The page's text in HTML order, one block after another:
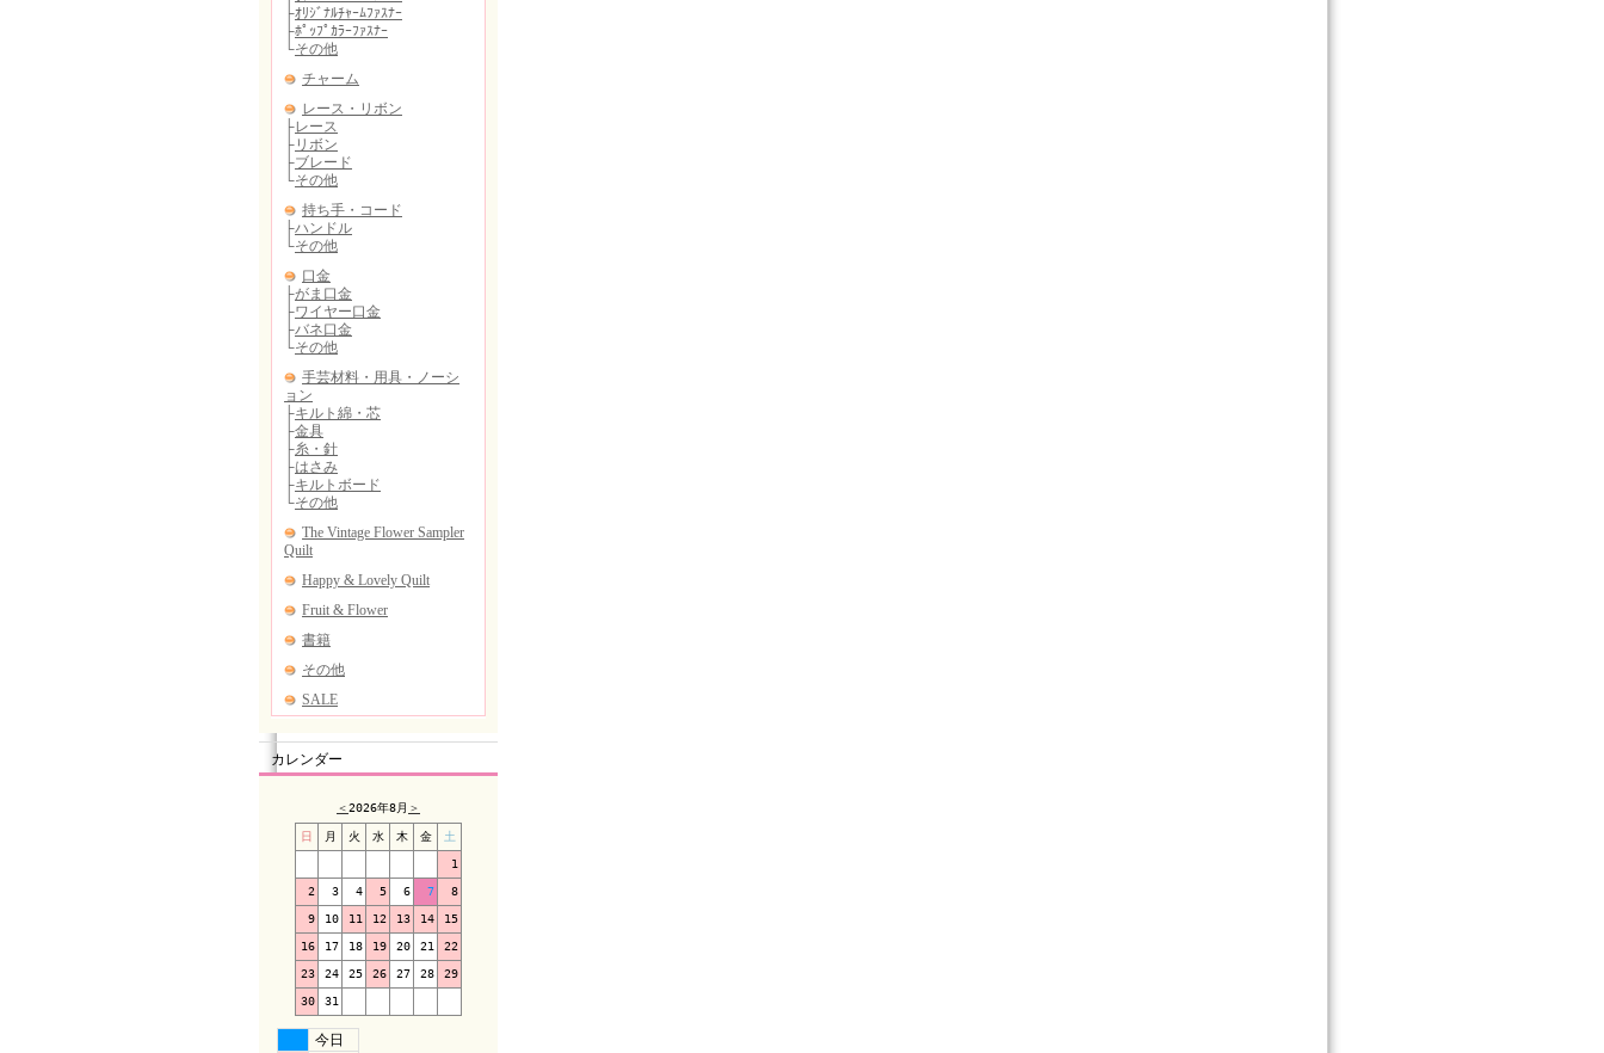
カレンダー
＜2026年8月 ＞
日 月 火 水 木 金 土
1
2 3 4 5 6 7 8
9 10 11 12 13 14 15
16 17 18 19 20 21 22
23 24 25 26 27 28 29
30 31
今日